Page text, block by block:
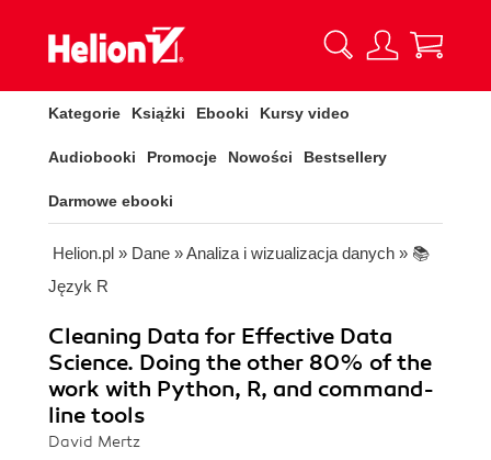
Kategorie Książki Ebooki Kursy video
Audiobooki Promocje Nowości Bestsellery
Darmowe ebooki
Helion.pl » Dane »Analiza i wizualizacja danych » 📚
Język R
Cleaning Data for Effective Data
Science. Doing the other 80% of the
work with Python, R, and command-
line tools
David Mertz